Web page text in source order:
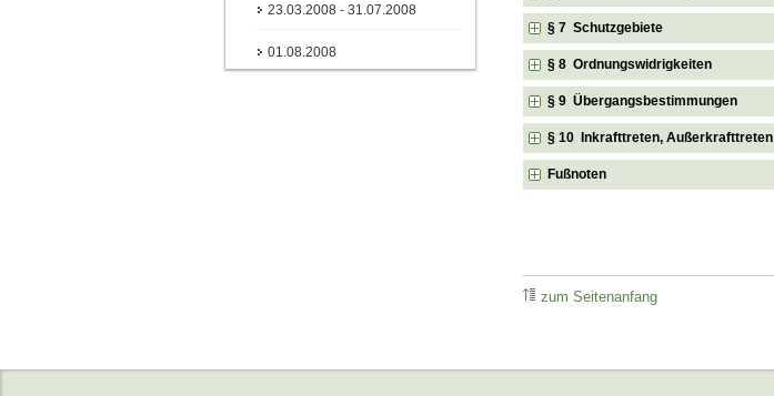
23.03.2008 - 31.07.2008
01.08.2008
§ 7 Schutzgebiete
§ 8 Ordnungswidrigkeiten
§ 9 Übergangsbestimmungen
§ 10 Inkrafttreten, Außerkrafttreten
Fußnoten
zum Seitenanfang